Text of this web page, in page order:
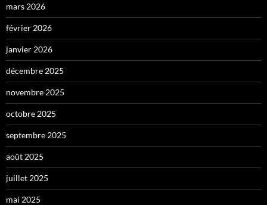
mars 2026
février 2026
janvier 2026
décembre 2025
novembre 2025
octobre 2025
septembre 2025
août 2025
juillet 2025
mai 2025